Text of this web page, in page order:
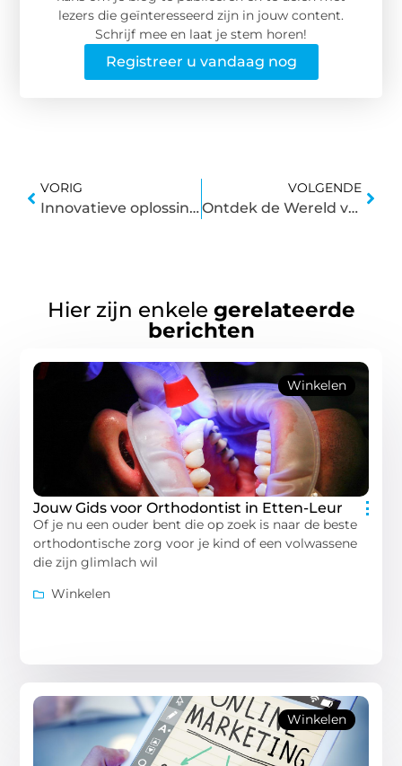
lezers die geïnteresseerd zijn in jouw content.
Schrijf mee en laat je stem horen!
Registreer u vandaag nog
VORIG
Innovatieve oplossingen voor het verlijmen van natuursteen op beton
VOLGENDE
Ontdek de Wereld van Orthopedische Schoenen in Tiel
Hier zijn enkele gerelateerde
berichten
Winkelen
Jouw Gids voor Orthodontist in Etten-Leur
Of je nu een ouder bent die op zoek is naar de beste
orthodontische zorg voor je kind of een volwassene
die zijn glimlach wil
Winkelen
Winkelen